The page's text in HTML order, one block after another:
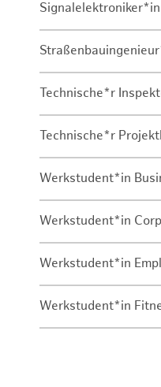
Technische*r
Technische*r
Werkstudent*in
Werkstudent*in
Werkstudent*in
Werkstudent*in